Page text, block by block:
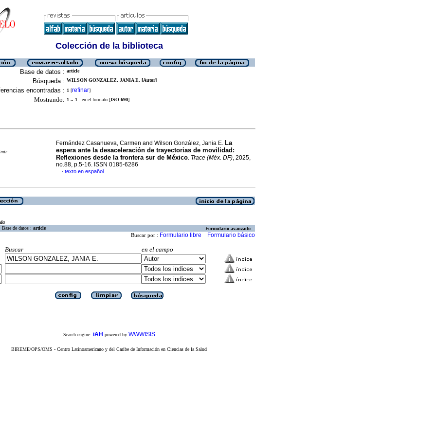
Colección de la biblioteca
Base de datos : article
Búsqueda : WILSON GONZALEZ, JANIA E. [Autor]
encontradas : 1 [refinar]
Mostrando: 1 .. 1 en el formato [ISO 690]
Fernández Casanueva, Carmen and Wilson González, Jania E. La
espera ante la desaceleración de trayectorias de movilidad:
Reflexiones desde la frontera sur de México. Trace (Méx. DF), 2025,
no.88, p.5-16. ISSN 0185-6286
· texto en español
Base de datos : article Formulario avanzado
Buscar por : Formulario libre Formulario básico
Buscar
en el campo
Search engine: iAH powered by WWWISIS
BIREME/OPS/OMS - Centro Latinoamericano y del Caribe de Información en Ciencias de la Salud